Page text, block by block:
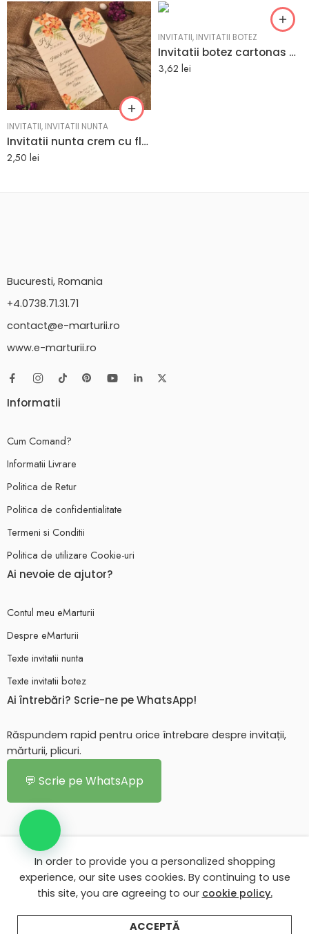
INVITATII, INVITATII NUNTA
Invitatii nunta crem cu flori orange 7.9 x 21.5 cm
2,50 lei
INVITATII, INVITATII BOTEZ
Invitatii botez cartonas pentru baieti
3,62 lei
Bucuresti, Romania
+4.0738.71.31.71
contact@e-marturii.ro
www.e-marturii.ro
Informatii
Cum Comand?
Informatii Livrare
Politica de Retur
Politica de confidentialitate
Termeni si Conditii
Politica de utilizare Cookie-uri
Ai nevoie de ajutor?
Contul meu eMarturii
Despre eMarturii
Texte invitatii nunta
Texte invitatii botez
Ai întrebări? Scrie-ne pe WhatsApp!
Răspundem rapid pentru orice întrebare despre invitații,
mărturii, plicuri.
💬 Scrie pe WhatsApp
© 2026 - Toate drepturile rezervate. eMarturii.ro!
Contul meu eMarturii Despre eMarturii Texte invitatii nunta
Texte invitatii botez
In order to provide you a personalized shopping
experience, our site uses cookies. By continuing to use
this site, you are agreeing to our cookie policy.
ACCEPTĂ